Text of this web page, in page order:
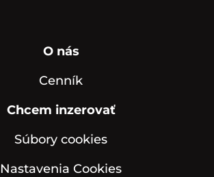
O nás
Cenník
Chcem inzerovať
Súbory cookies
Nastavenia Cookies